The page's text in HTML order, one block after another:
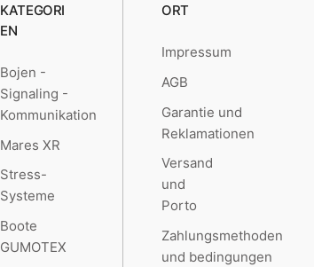
KATEGORI
EN
Bojen -
Signaling -
Kommunikation
Mares XR
Stress-
Systeme
Boote
GUMOTEX
ORT
Impressum
AGB
Garantie und
Reklamationen
Versand
und
Porto
Zahlungsmethoden
und bedingungen